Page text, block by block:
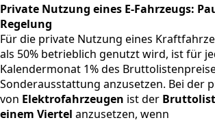
Private Nutzung eines E-Fahrzeugs:
Regelung
Für die private Nutzung eines
als 50% betrieblich genutzt wird, ist für
Kalendermonat 1% des
Sonderausstattung anzusetzen. Bei der
von Elektrofahrzeugen ist der
einem Viertel anzusetzen, wenn